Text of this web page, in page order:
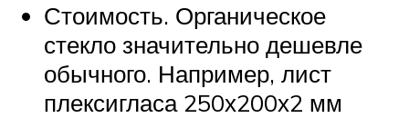
Стоимость. Органическое
стекло значительно дешевле
обычного. Например, лист
плексигласа 250х200х2 мм